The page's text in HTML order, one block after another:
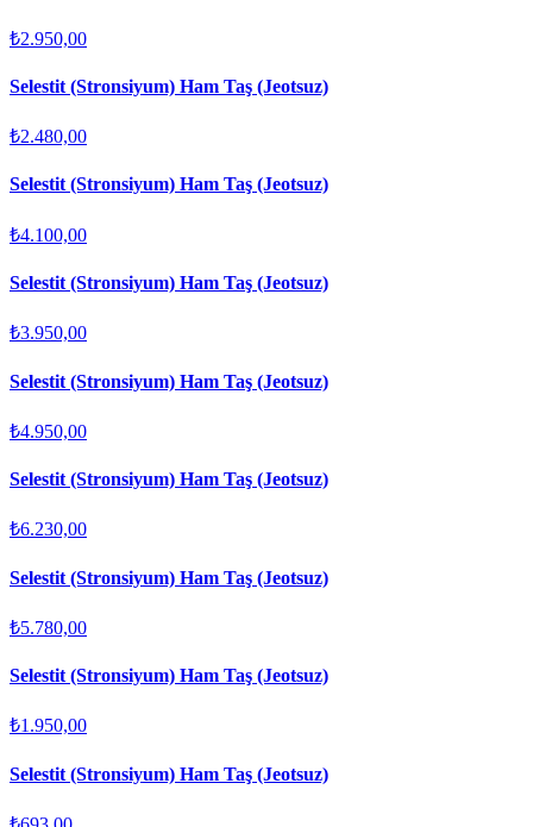
₺2.950,00
Selestit (Stronsiyum) Ham Taş (Jeotsuz)
₺2.480,00
Selestit (Stronsiyum) Ham Taş (Jeotsuz)
₺4.100,00
Selestit (Stronsiyum) Ham Taş (Jeotsuz)
₺3.950,00
Selestit (Stronsiyum) Ham Taş (Jeotsuz)
₺4.950,00
Selestit (Stronsiyum) Ham Taş (Jeotsuz)
₺6.230,00
Selestit (Stronsiyum) Ham Taş (Jeotsuz)
₺5.780,00
Selestit (Stronsiyum) Ham Taş (Jeotsuz)
₺1.950,00
Selestit (Stronsiyum) Ham Taş (Jeotsuz)